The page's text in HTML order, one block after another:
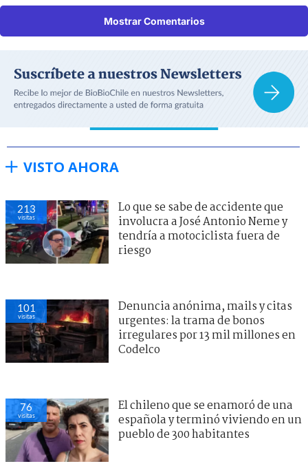
Mostrar Comentarios
VISTO AHORA
213
visitas
Lo que se sabe de accidente que
involucra a José Antonio Neme y
tendría a motociclista fuera de
riesgo
101
visitas
Denuncia anónima, mails y citas
urgentes: la trama de bonos
irregulares por 13 mil millones en
Codelco
76
visitas
El chileno que se enamoró de una
española y terminó viviendo en un
pueblo de 300 habitantes